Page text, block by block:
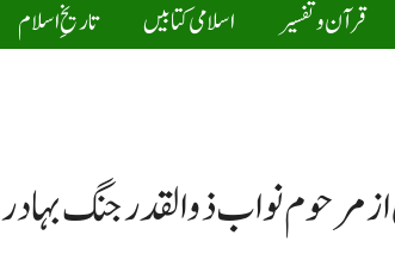
قرآن و تفسیر اسلامی کتابیں تاریخِ اسلام
مرحوم نواب ذوالقدر جنگ بہادر